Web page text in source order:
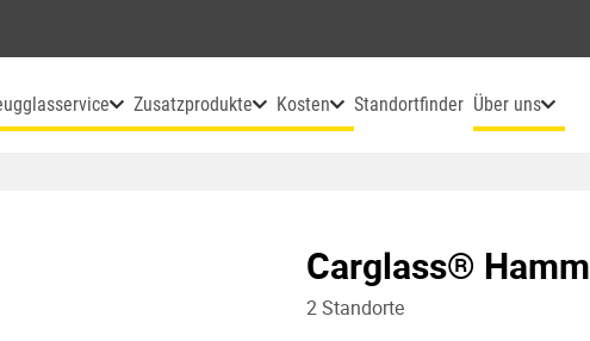
Zusatzprodukte Kosten Standortfinder Über uns
Carglass® Hamm
2Standorte